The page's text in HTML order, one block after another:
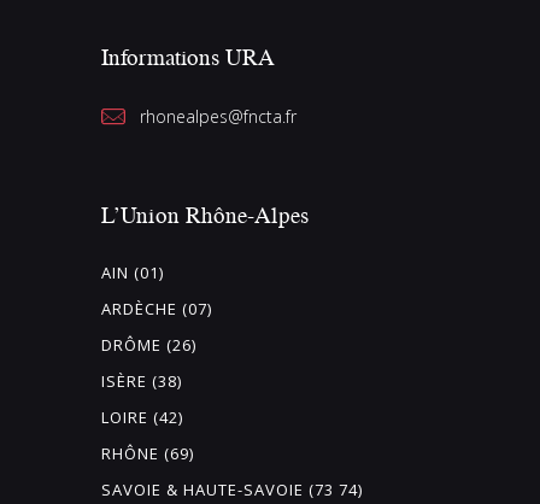
Informations URA
rhonealpes@fncta.fr
L’Union Rhône-Alpes
AIN (01)
ARDÈCHE (07)
DRÔME (26)
ISÈRE (38)
LOIRE (42)
RHÔNE (69)
SAVOIE & HAUTE-SAVOIE (73 74)